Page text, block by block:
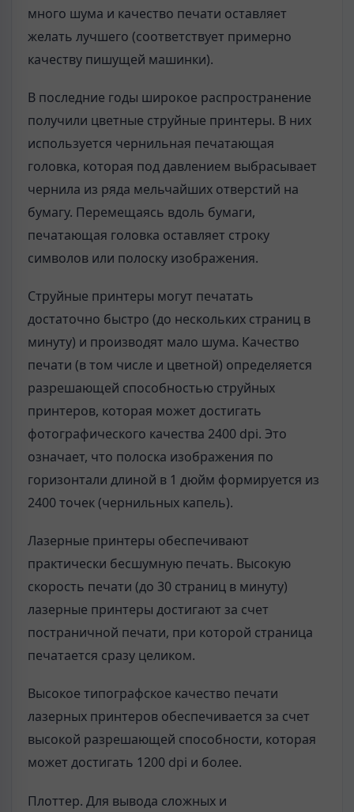
много шума и качество печати оставляет
желать лучшего (соответствует примерно
качеству пишущей машинки).
В последние годы широкое распространение
получили цветные струйные принтеры. В них
используется чернильная печатающая
головка, которая под давлением выбрасывает
чернила из ряда мельчайших отверстий на
бумагу. Перемещаясь вдоль бумаги,
печатающая головка оставляет строку
символов или полоску изображения.
Струйные принтеры могут печатать
достаточно быстро (до нескольких страниц в
минуту) и производят мало шума. Качество
печати (в том числе и цветной) определяется
разрешающей способностью струйных
принтеров, которая может достигать
фотографического качества 2400 dpi. Это
означает, что полоска изображения по
горизонтали длиной в 1 дюйм формируется из
2400 точек (чернильных капель).
Лазерные принтеры обеспечивают
практически бесшумную печать. Высокую
скорость печати (до 30 страниц в минуту)
лазерные принтеры достигают за счет
постраничной печати, при которой страница
печатается сразу целиком.
Высокое типографское качество печати
лазерных принтеров обеспечивается за счет
высокой разрешающей способности, которая
может достигать 1200 dpi и более.
Плоттер. Для вывода сложных и